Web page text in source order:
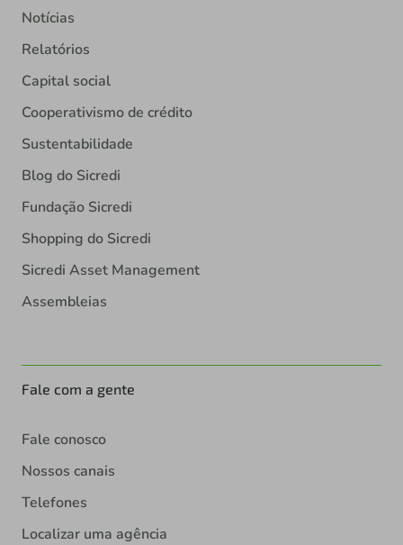
Notícias
Relatórios
Capital social
Cooperativismo de crédito
Sustentabilidade
Blog do Sicredi
Fundação Sicredi
Shopping do Sicredi
Sicredi Asset Management
Assembleias
Fale com a gente
Fale conosco
Nossos canais
Telefones
Localizar uma agência